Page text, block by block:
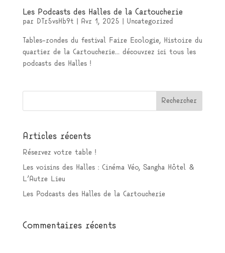
Les Podcasts des Halles de la Cartoucherie
par DTr5vsHb9t Avr 1, 2025 Uncategorized
Tables-rondes du festival Faire Ecologie, Histoire du
quartier de la Cartoucherie… découvrez ici tous les
podcasts des Halles !
Articles récents
Réservez votre table !
Les voisins des Halles : Cinéma Véo, Sangha Hôtel &
L’Autre Lieu
Les Podcasts des Halles de la Cartoucherie
Commentaires récents